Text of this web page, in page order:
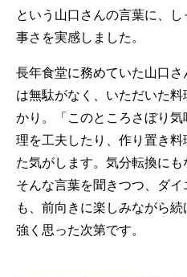
という山口さんの言葉に、
事さを実感しました。
長年食堂に務めていた山口
は無駄がなく、いただいた
かり。「このところさぼり
理を工夫したり、作り置き
た気がします。気分転換に
そんな言葉を聞きつつ、ダ
も、前向きに楽しみながら
強く思った次第です。